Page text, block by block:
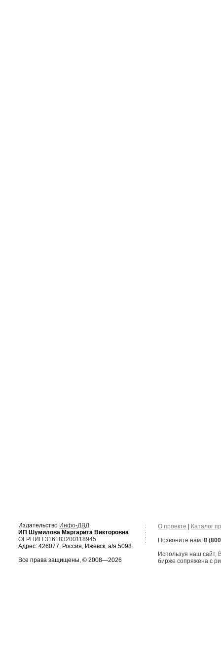
Издательство Инфо-ДВД
ИП Шумилова Маргарита Викторовна
ОГРНИП 316183200118945
Адрес: 426077, Россия, Ижевск, а/я 5098
Все права защищены, © 2008—2026
О проекте
Каталог
Позвоните нам: 8
Используя наш сайт,
бирже сопряжена с